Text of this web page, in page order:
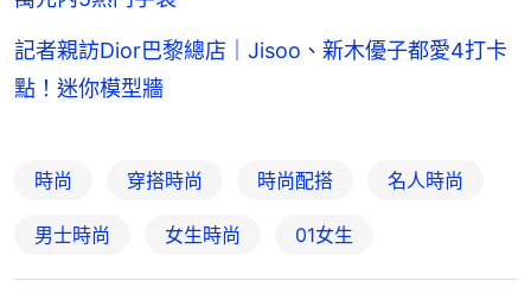
記者親訪Dior巴黎總店｜Jisoo、新木優子都愛4打卡
點！迷你模型牆
時尚 穿搭時尚 時尚配搭 名人時尚
男士時尚 女生時尚 01女生